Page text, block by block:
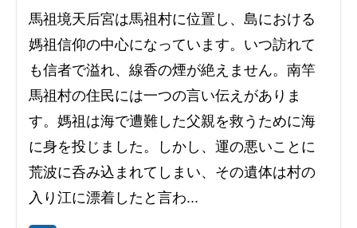
馬祖境天后宮は馬祖村に位置し、島における
媽祖信仰の中心になっています。いつ訪れて
も信者で溢れ、線香の煙が絶えません。南竿
馬祖村の住民には一つの言い伝えがありま
す。媽祖は海で遭難した父親を救うために海
に身を投じました。しかし、運の悪いことに
荒波に呑み込まれてしまい、その遺体は村の
入り江に漂着したと言わ...